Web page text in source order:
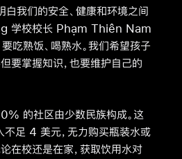
白我们的安全、健康和环境之间
学校校长 Phạm Thiên Nam
吃熟饭、喝熟水。我们希望孩子
要掌握知识，也要维护自己的
的社区由少数民族构成。这
不足 4 美元，无力购买瓶装水或
在校还是在家，获取饮用水对